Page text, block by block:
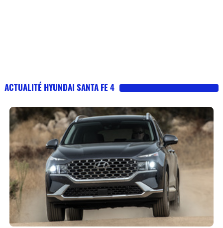
ACTUALITÉ HYUNDAI SANTA FE 4